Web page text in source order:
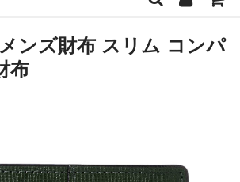
ンズ財布 スリム コンパ
布